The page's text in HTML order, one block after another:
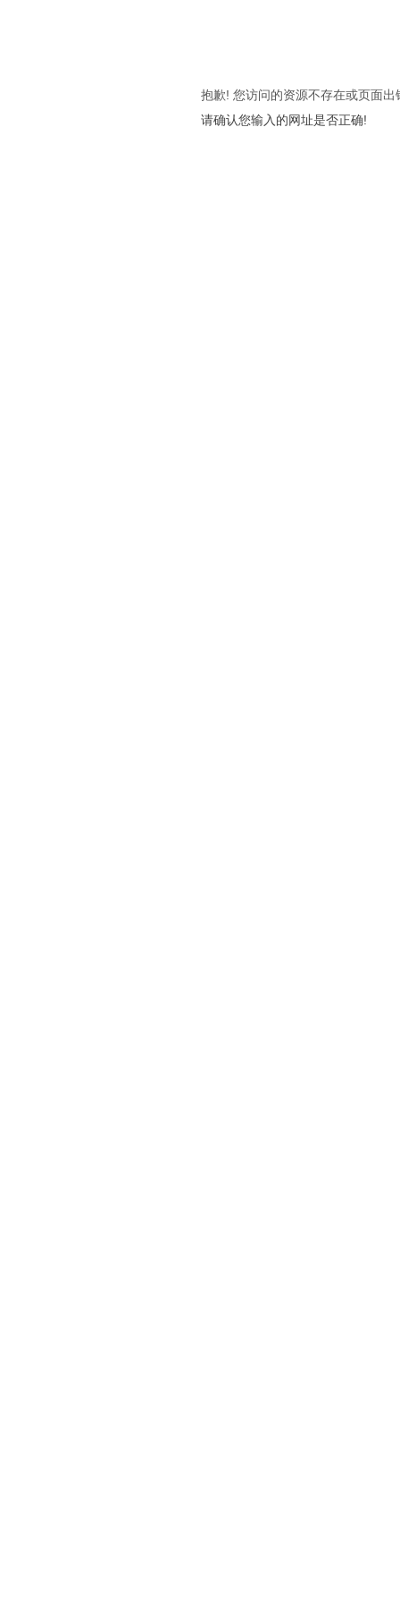
抱歉! 您访问的资源不存在或页面出
请确认您输入的网址是否正确!